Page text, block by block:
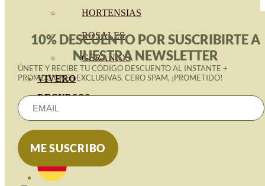
HORTENSIAS
ROSALES
GERANIOS
VIVERO
RECURSOS
10% DESCUENTO POR SUSCRIBIRTE A
NUESTRA NEWSLETTER
ÚNETE Y RECIBE TU CÓDIGO DESCUENTO AL INSTANTE +
PROMOCIONES EXCLUSIVAS. CERO SPAM, ¡PROMETIDO!